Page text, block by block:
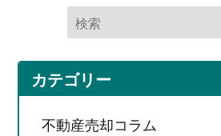
カテゴリー
不動産売却コラム